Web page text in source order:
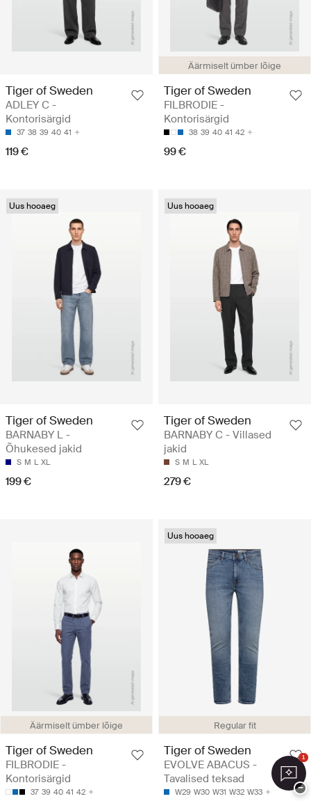
Tiger of Sweden
ADLEY C -
Kontorisärgid
37 38 39 40 41
119 €
Äärmiselt ümber lõige
Tiger of Sweden
FILBRODIE -
Kontorisärgid
38 39 40 41 42
99 €
Uus hooaeg
Tiger of Sweden
BARNABY L -
Õhukesed jakid
S M L XL
199 €
Uus hooaeg
Tiger of Sweden
BARNABY C - Villased
jakid
S M L XL
279 €
Äärmiselt ümber lõige
Tiger of Sweden
FILBRODIE -
Kontorisärgid
37 39 40 41 42
Regular fit
Uus hooaeg
Tiger of Sweden
EVOLVE ABACUS -
Tavalised teksad
W29 W30 W31 W32 W33
1
−